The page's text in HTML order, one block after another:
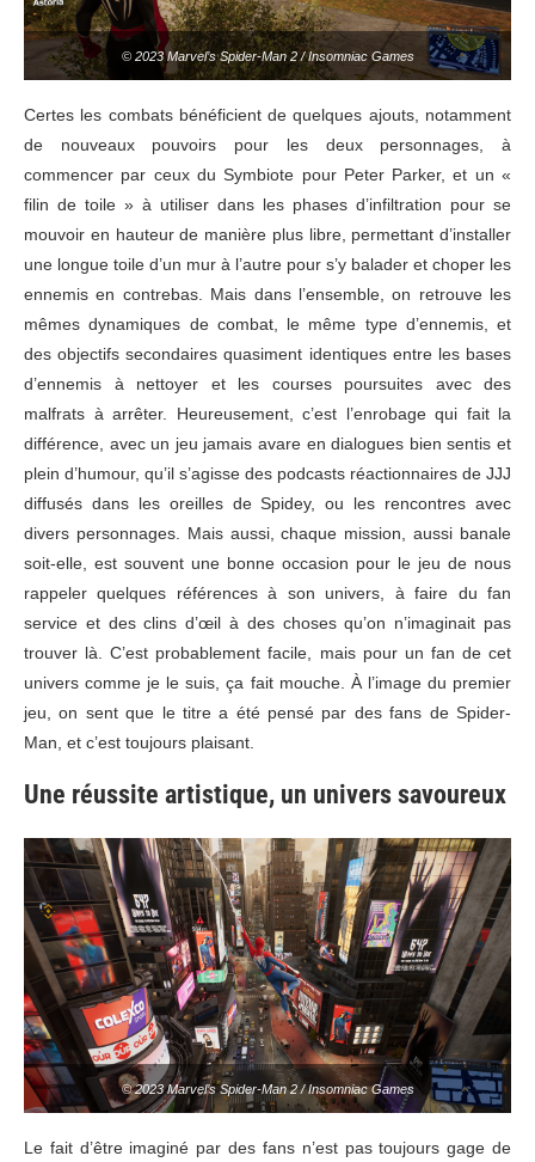
© 2023 Marvel’s Spider-Man 2 / Insomniac Games
Certes les combats bénéficient de quelques ajouts, notamment
de nouveaux pouvoirs pour les deux personnages, à
commencer par ceux du Symbiote pour Peter Parker, et un «
filin de toile » à utiliser dans les phases d’infiltration pour se
mouvoir en hauteur de manière plus libre, permettant d’installer
une longue toile d’un mur à l’autre pour s’y balader et choper les
ennemis en contrebas. Mais dans l’ensemble, on retrouve les
mêmes dynamiques de combat, le même type d’ennemis, et
des objectifs secondaires quasiment identiques entre les bases
d’ennemis à nettoyer et les courses poursuites avec des
malfrats à arrêter. Heureusement, c’est l’enrobage qui fait la
différence, avec un jeu jamais avare en dialogues bien sentis et
plein d’humour, qu’il s’agisse des podcasts réactionnaires de JJJ
diffusés dans les oreilles de Spidey, ou les rencontres avec
divers personnages. Mais aussi, chaque mission, aussi banale
soit-elle, est souvent une bonne occasion pour le jeu de nous
rappeler quelques références à son univers, à faire du fan
service et des clins d’œil à des choses qu’on n’imaginait pas
trouver là. C’est probablement facile, mais pour un fan de cet
univers comme je le suis, ça fait mouche. À l’image du premier
jeu, on sent que le titre a été pensé par des fans de Spider-
Man, et c’est toujours plaisant.
Une réussite artistique, un univers savoureux
© 2023 Marvel’s Spider-Man 2 / Insomniac Games
Le fait d’être imaginé par des fans n’est pas toujours gage de